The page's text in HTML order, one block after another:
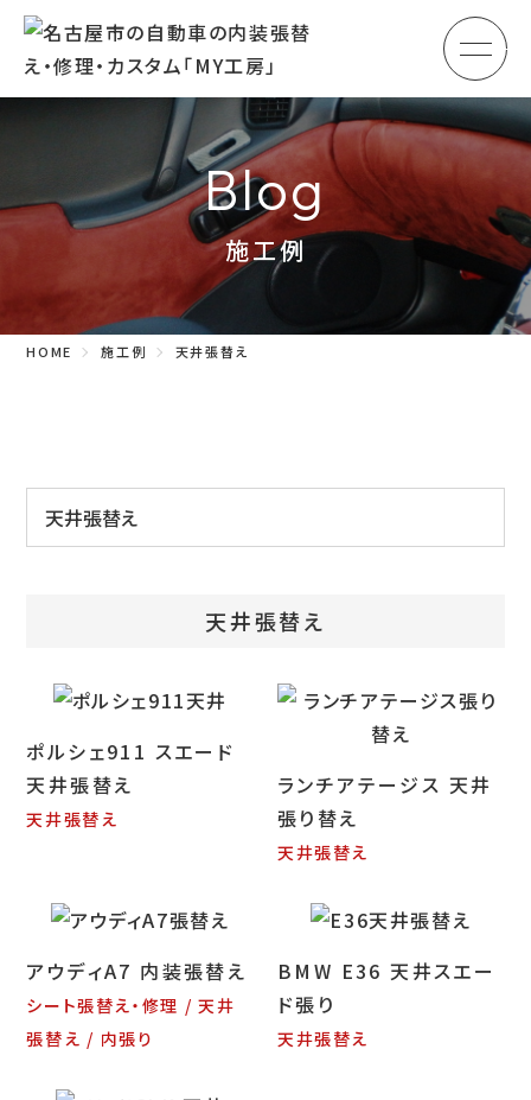
メ
初めての方へ
車のシート張替え・修理
車の内張り
会社概要
お問い合わせ
施工例
プライバシーポリシー
Tel.052-382-1913
9:00～18:00 / 不定休（完全予約制）
Blog
施工例
HOME 施工例 天井張替え
天井張替え
ポルシェ911 スエード
天井張替え
天井張替え
ランチアテージス 天井
張り替え
天井張替え
アウディA7 内装張替え
シート張替え・修理
天井
張替え
内張り
BMW E36 天井スエー
ド張り
天井張替え